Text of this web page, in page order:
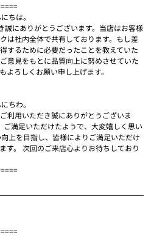
ちは。
誠にありがとうございます。当店はお客様
は社内全体で共有しております。もし差
するために必要だったことを教えていた
意見をもとに品質向上に努めさせていた
よろしくお願い申し上げます。
ちわ。
利用いただき誠にありがとうございま
ご満足いただけたようで、大変嬉しく思い
上を目指し、皆様によりご満足いただけ
す。 次回のご来店心よりお待ちしており